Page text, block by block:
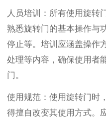
人员培训：所有使用旋转
熟悉旋转门的基本操作与
停止等。培训应涵盖操作
处理等内容，确保使用者
门。
使用规范：使用旋转门时
得擅自改变其使用方式。